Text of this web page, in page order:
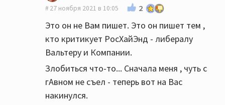
27 ноября 2021 в 10:05
2
Это он не Вам пишет. Это он пишет тем ,
кто критикует РосХайЭнд - либералу
Вальтеру и Компании.
Злобиться что-то... Сначала меня , чуть с
гАвном не съел - теперь вот на Вас
накинулся.